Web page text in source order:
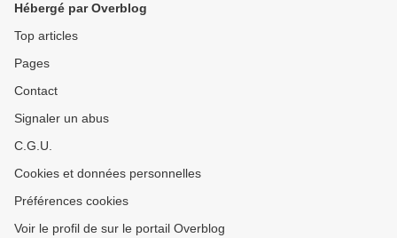
Hébergé par Overblog
Top articles
Pages
Contact
Signaler un abus
C.G.U.
Cookies et données personnelles
Préférences cookies
Voir le profil de sur le portail Overblog